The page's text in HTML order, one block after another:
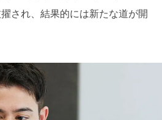
され、結果的には新たな道が開